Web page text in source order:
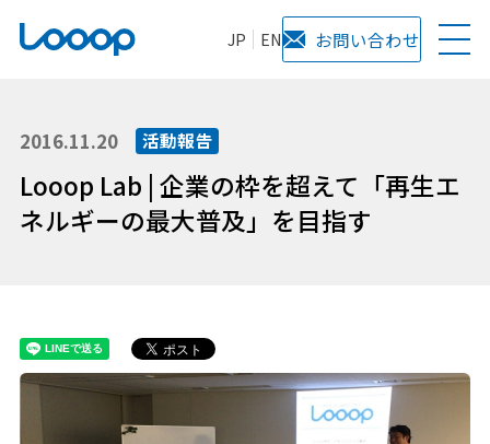
JP EN お問い合わせ
2016.11.20 活動報告
Looop Lab | 企業の枠を超えて「再生エ
ネルギーの最大普及」を目指す